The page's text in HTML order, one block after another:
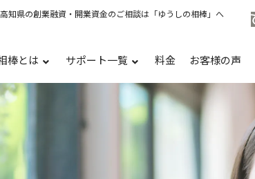
知県の創業融資・開業資金のご相談は「ゆうしの相棒」へ
棒とは サポート一覧 料金 お客様の声